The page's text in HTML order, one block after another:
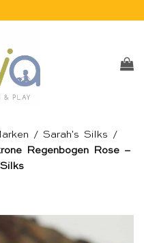
/ Sarah's Silks /
Regenbogen Rose –